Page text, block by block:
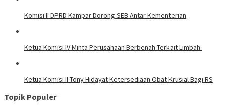
Komisi II DPRD Kampar Dorong SEB Antar Kementerian
Ketua Komisi IV Minta Perusahaan Berbenah Terkait Limbah
Ketua Komisi II Tony Hidayat Ketersediaan Obat Krusial Bagi RS
Topik Populer